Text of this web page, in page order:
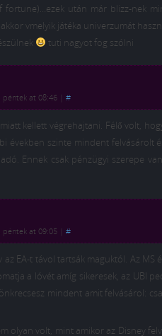
fortune)…ezek után már blizz-nek
vmelyik játéka univerzumát
tuti nagyot fog szólni
péntek at 08:46 #
kellett végrehajtani. Félő volt,
években szinte mindent felvásárolt
Ennek csak pénzügyi szerepe
péntek at 09:05 #
az EA-t távol tartsák maguktól. Az
a lóvét amíg sikeresek, az UBI
mindent amit felvásárol:
olyan volt, mint amikor az Disney